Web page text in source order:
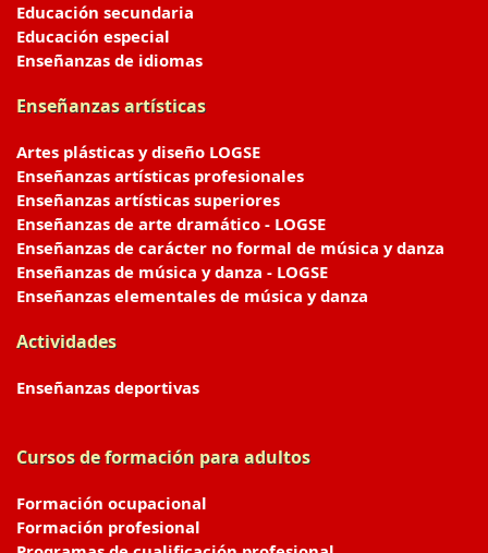
Educación secundaria
Educación especial
Enseñanzas de idiomas
Enseñanzas artísticas
Artes plásticas y diseño LOGSE
Enseñanzas artísticas profesionales
Enseñanzas artísticas superiores
Enseñanzas de arte dramático - LOGSE
Enseñanzas de carácter no formal de música y danza
Enseñanzas de música y danza - LOGSE
Enseñanzas elementales de música y danza
Actividades
Enseñanzas deportivas
Cursos de formación para adultos
Formación ocupacional
Formación profesional